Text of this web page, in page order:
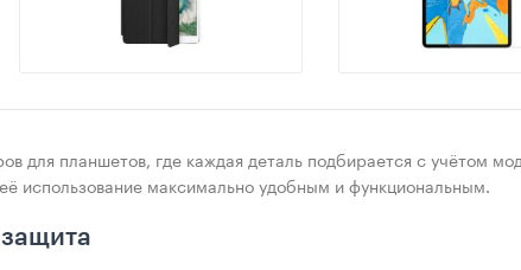
для планшетов, где каждая деталь подбирается с учётом
использование максимально удобным и функциональным.